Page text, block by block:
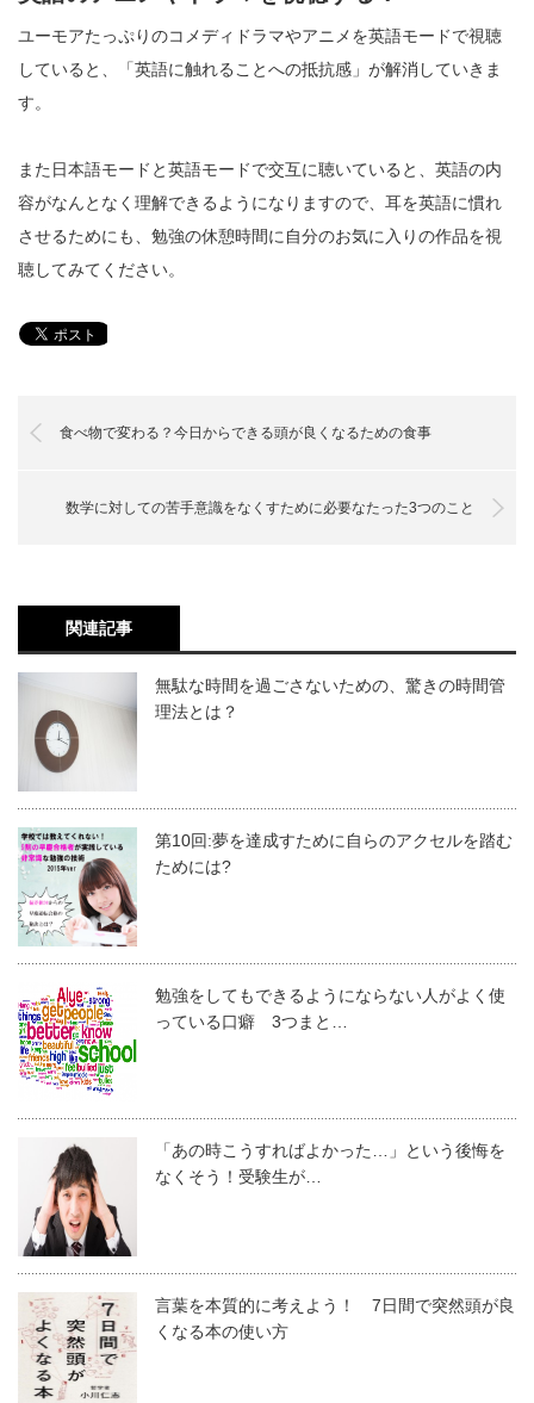
ユーモアたっぷりのコメディドラマやアニメを英語モードで視聴
していると、「英語に触れることへの抵抗感」が解消していきま
す。
また日本語モードと英語モードで交互に聴いていると、英語の内
容がなんとなく理解できるようになりますので、耳を英語に慣れ
させるためにも、勉強の休憩時間に自分のお気に入りの作品を視
聴してみてください。
食べ物で変わる？今日からできる頭が良くなるための食事
数学に対しての苦手意識をなくすために必要なたった3つのこと
関連記事
無駄な時間を過ごさないための、驚きの時間管
理法とは？
第10回:夢を達成すために自らのアクセルを踏む
ためには?
勉強をしてもできるようにならない人がよく使
っている口癖 3つまと…
「あの時こうすればよかった…」という後悔を
なくそう！受験生が…
言葉を本質的に考えよう！ 7日間で突然頭が良
くなる本の使い方